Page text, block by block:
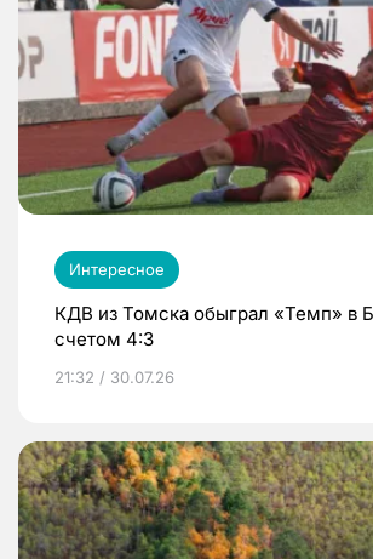
Интересное
КДВ из Томска обыграл «Темп» в
счетом 4:3
21:32 / 30.07.26